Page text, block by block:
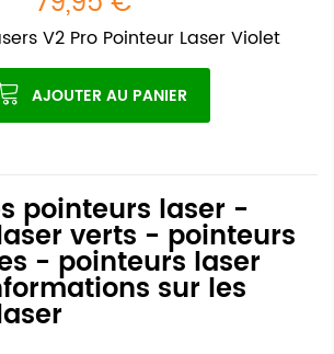
V2 Pro Pointeur Laser Violet
AJOUTER AU PANIER
pointeurs laser -
verts - pointeurs
- pointeurs laser
sur les